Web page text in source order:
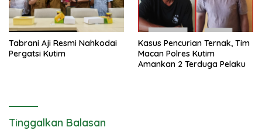
Tabrani Aji Resmi Nahkodai
Pergatsi Kutim
Kasus Pencurian Ternak, Tim
Macan Polres Kutim
Amankan 2 Terduga Pelaku
Tinggalkan Balasan